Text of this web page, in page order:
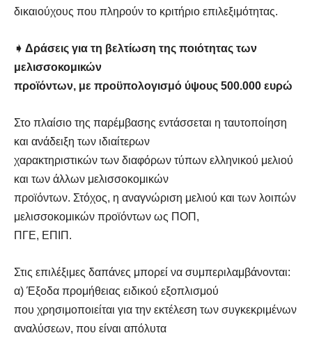
δικαιούχους που πληρούν το κριτήριο επιλεξιμότητας.
➧ Δράσεις για τη βελτίωση της ποιότητας των
μελισσοκομικών
προϊόντων, με προϋπολογισμό ύψους 500.000 ευρώ
Στο πλαίσιο της παρέμβασης εντάσσεται η ταυτοποίηση
και ανάδειξη των ιδιαίτερων
χαρακτηριστικών των διαφόρων τύπων ελληνικού μελιού
και των άλλων μελισσοκομικών
προϊόντων. Στόχος, η αναγνώριση μελιού και των λοιπών
μελισσοκομικών προϊόντων ως ΠΟΠ,
ΠΓΕ, ΕΠΙΠ.
Στις επιλέξιμες δαπάνες μπορεί να συμπεριλαμβάνονται:
α) Έξοδα προμήθειας ειδικού εξοπλισμού
που χρησιμοποιείται για την εκτέλεση των συγκεκριμένων
αναλύσεων, που είναι απόλυτα